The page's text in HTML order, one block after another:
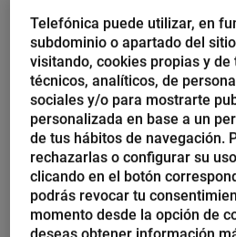
ElevenPaths
Telefónica puede utilizar, en
subdominio o apartado del
visitando, cookies propias y
técnicos, analíticos, de
sociales y/o para mostrarte
personalizada en base a un
de tus hábitos de navegación.
rechazarlas o configurar su
clicando en el botón
podrás revocar tu
momento desde la opción de